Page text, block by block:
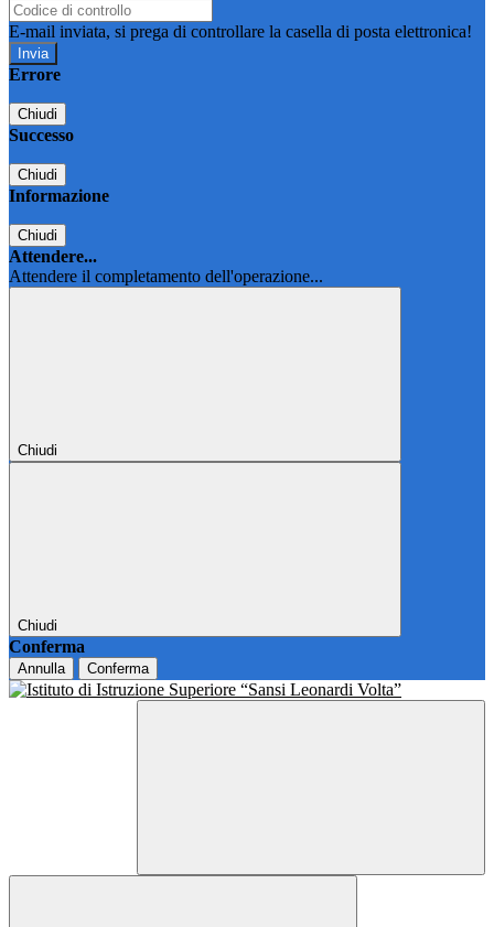
E-mail inviata, si prega di controllare la casella di posta elettronica!
Errore
Chiudi
Successo
Chiudi
Informazione
Chiudi
Attendere...
Attendere il completamento dell'operazione...
Chiudi
Chiudi
Conferma
Annulla Conferma